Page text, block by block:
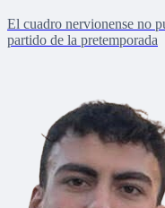
El cuadro nervionense no
partido de la pretemporada